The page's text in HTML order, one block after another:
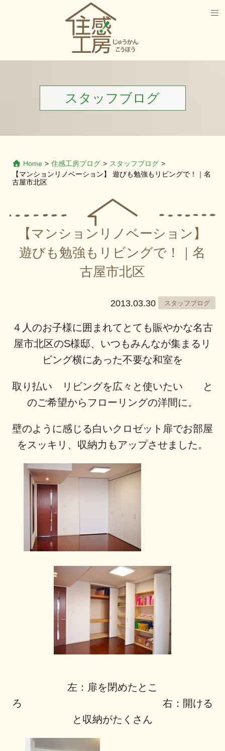
スタッフブログ
Home > 住感工房ブログ > スタッフブログ >
【マンションリノベーション】 遊びも勉強もリビングで！｜名
古屋市北区
【マンションリノベーション】
遊びも勉強もリビングで！｜名
古屋市北区
2013.03.30 スタッフブログ
４人のお子様に囲まれてとても賑やかな名古
屋市北区のS様邸、いつもみんなが集まるリ
ビング横にあった不要な和室を
取り払い リビングを広々と使いたい と
のご希望からフローリングの洋間に。
壁のように感じる白いクロゼット扉でお部屋
をスッキリ、収納力もアップさせました。
左：扉を閉めたとこ
ろ 右：開ける
と収納がたくさん